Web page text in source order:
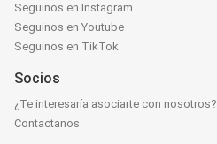
Seguinos en Instagram
Seguinos en Youtube
Seguinos en TikTok
Socios
¿Te interesaría asociarte con nosotros?
Contactanos